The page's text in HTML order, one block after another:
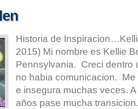
Historia de
2015) Mi nombre es Kellie
Pennsylvania. Creci dentro
no habia comunicacion. Me
e insegura muchas veces.
años pase mucha